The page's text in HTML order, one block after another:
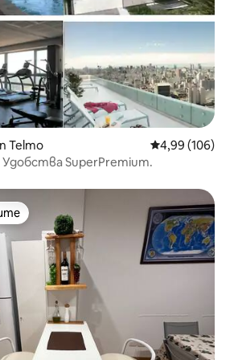
Telmo Средна
4,99 (106)
Удобства SuperPremium.
на гостите